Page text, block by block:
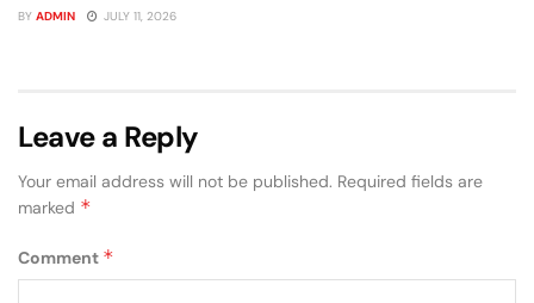
BY ADMIN JULY 11, 2026
Leave a Reply
Your email address will not be published. Required fields are
marked *
Comment *